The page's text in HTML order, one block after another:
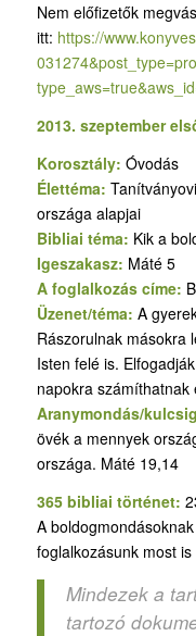
Nem előfizetők
itt: https://
2013. szeptember
Korosztály: Óvodás
Élettéma:
országa alapjai
Bibliai téma: Kik a
Igeszakasz: Máté 5
A foglalkozás címe:
Üzenet/téma: A
Rászorulnak másokra
Isten felé is.
napokra
Aranymondás/
övék a mennyek
országa. Máté 19,14
365 bibliai történet:
A
foglalkozásunk most
Mindezek a
tartozó